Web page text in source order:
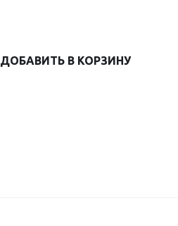
ДОБАВИТЬ В КОРЗИНУ